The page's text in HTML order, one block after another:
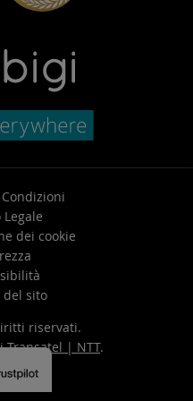
Legale
dei cookie
del sito
riservati.
Transatel | NTT.